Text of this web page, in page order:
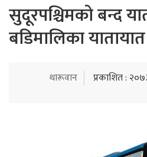
सुदूरपश्चिमको बन्द
बडिमालिका
थारूवान प्रकाशित :